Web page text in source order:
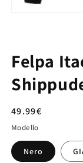
Felpa
Prezzo
di
listino
49.99€
Modello
Nero